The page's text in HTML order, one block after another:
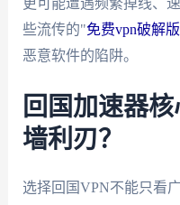
些流传的"免费vpn破解版
恶意软件的陷阱。
回国加速器
墙利刃？
选择回国VPN不能只看